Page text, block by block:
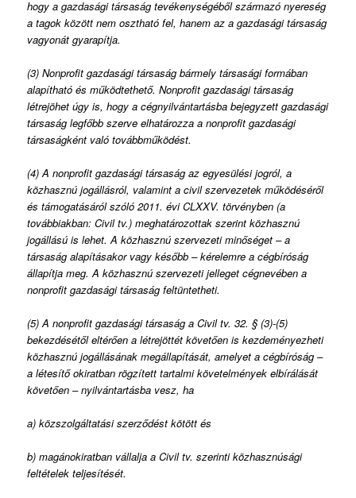
hogy a gazdasági társaság tevékenységéből származó nyereség
a tagok között nem osztható fel, hanem az a gazdasági társaság
vagyonát gyarapítja.
(3) Nonprofit gazdasági társaság bármely társasági formában
alapítható és működtethető. Nonprofit gazdasági társaság
létrejöhet úgy is, hogy a cégnyilvántartásba bejegyzett gazdasági
társaság legfőbb szerve elhatározza a nonprofit gazdasági
társaságként való továbbműködést.
(4) A nonprofit gazdasági társaság az egyesülési jogról, a
közhasznú jogállásról, valamint a civil szervezetek működéséről
és támogatásáról szóló 2011. évi CLXXV. törvényben (a
továbbiakban: Civil tv.) meghatározottak szerint közhasznú
jogállású is lehet. A közhasznú szervezeti minőséget – a
társaság alapításakor vagy később – kérelemre a cégbíróság
állapítja meg. A közhasznú szervezeti jelleget cégnevében a
nonprofit gazdasági társaság feltüntetheti.
(5) A nonprofit gazdasági társaság a Civil tv. 32. § (3)-(5)
bekezdésétől eltérően a létrejöttét követően is kezdeményezheti
közhasznú jogállásának megállapítását, amelyet a cégbíróság –
a létesítő okiratban rögzített tartalmi követelmények elbírálását
követően – nyilvántartásba vesz, ha
a)közszolgáltatási szerződést kötött és
b)magánokiratban vállalja a Civil tv. szerinti közhasznúsági
feltételek teljesítését.